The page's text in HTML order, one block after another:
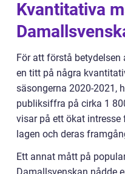
Kvantitativa
För att förstå
en titt på några
säsongerna 2020-2021,
publiksiffra på cirka 1
visar på ett ökat
lagen och deras
Ett annat mått på